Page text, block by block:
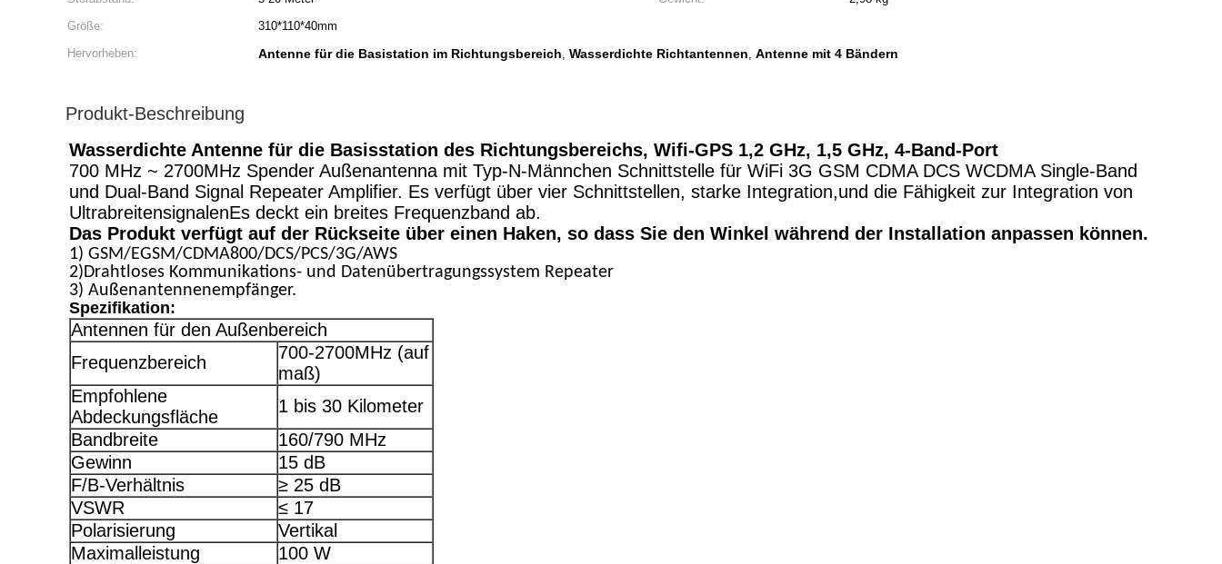
Größe:
310*110*40mm
Hervorheben:
Antenne für die Basistation im Richtungsbereich, Wasserdichte Richtantennen, Antenne mit 4 Bändern
Produkt-Beschreibung
Wasserdichte Antenne für die Basisstation des Richtungsbereichs, Wifi-GPS 1,2 GHz, 1,5 GHz, 4-Band-Port
700 MHz ~ 2700MHz Spender Außenantenna mit Typ-N-Männchen Schnittstelle für WiFi 3G GSM CDMA DCS WCDMA Single-Band
und Dual-Band Signal Repeater Amplifier. Es verfügt über vier Schnittstellen, starke Integration,und die Fähigkeit zur Integration von
UltrabreitensignalenEs deckt ein breites Frequenzband ab.
Das Produkt verfügt auf der Rückseite über einen Haken, so dass Sie den Winkel während der Installation anpassen können.
1) GSM/EGSM/CDMA800/DCS/PCS/3G/AWS
2)Drahtloses Kommunikations- und Datenübertragungssystem Repeater
3) Außenantennenempfänger.
Spezifikation:
Antennen für den Außenbereich
Frequenzbereich
700-2700MHz (auf
maß)
Empfohlene
Abdeckungsfläche
1 bis 30 Kilometer
Bandbreite
160/790 MHz
Gewinn
15 dB
F/B-Verhältnis
≥ 25 dB
VSWR
≤ 17
Polarisierung
Vertikal
Maximalleistung
100 W